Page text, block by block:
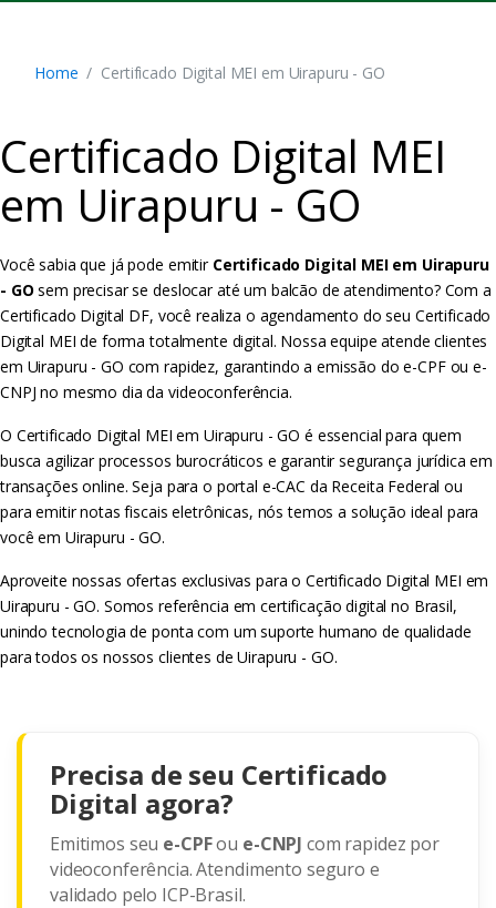
Home Certificado Digital MEI em Uirapuru - GO
Certificado Digital MEI
em Uirapuru - GO
Você sabia que já pode emitir Certificado Digital MEI em Uirapuru
- GO sem precisar se deslocar até um balcão de atendimento? Com a
Certificado Digital DF, você realiza o agendamento do seu Certificado
Digital MEI de forma totalmente digital. Nossa equipe atende clientes
em Uirapuru - GO com rapidez, garantindo a emissão do e-CPF ou e-
CNPJ no mesmo dia da videoconferência.
O Certificado Digital MEI em Uirapuru - GO é essencial para quem
busca agilizar processos burocráticos e garantir segurança jurídica em
transações online. Seja para o portal e-CAC da Receita Federal ou
para emitir notas fiscais eletrônicas, nós temos a solução ideal para
você em Uirapuru - GO.
Aproveite nossas ofertas exclusivas para o Certificado Digital MEI em
Uirapuru - GO. Somos referência em certificação digital no Brasil,
unindo tecnologia de ponta com um suporte humano de qualidade
para todos os nossos clientes de Uirapuru - GO.
Precisa de seu Certificado
Digital agora?
Emitimos seu e-CPFou e-CNPJ com rapidez por
videoconferência. Atendimento seguro e
validado pelo ICP-Brasil.